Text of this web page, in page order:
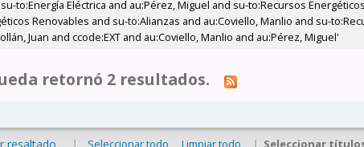
to:Energía Eléctrica and au:Pérez, Miguel and su-to:Recursos
Renovables and su-to:Alianzas and au:Coviello, Manlio and su-
Juan and ccode:EXT and au:Coviello, Manlio and au:Pérez, Miguel'
retornó 2 resultados.
| Seleccionar todo Limpiar todo | Seleccionar